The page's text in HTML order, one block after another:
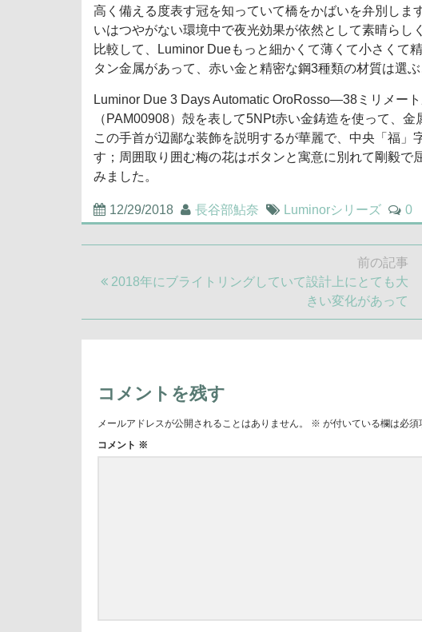
高く備える度表す冠を知っていて橋をかばいを弁別し
いはつやがない環境中で夜光効果が依然として素晴ら
比較して、Luminor Dueもっと細かくて薄くて小さくて
タン金属があって、赤い金と精密な鋼3種類の材質は選ぶ
Luminor Due 3 Days Automatic OroRosso―38ミリメー
（PAM00908）殻を表して5NPt赤い金鋳造を使って、
この手首が辺鄙な装飾を説明するが華麗で、中央「福
す；周囲取り囲む梅の花はボタンと寓意に別れて剛毅
みました。
12/29/2018 長谷部鮎奈 Luminorシリーズ 0
ョ
前の記事
前
記
事:
2018年にブライトリングしていて設計上にとても大
きい変化があって
コメントを残す
メールアドレスが公開されることはありません。 ※ が付いている欄は必須
コメント ※